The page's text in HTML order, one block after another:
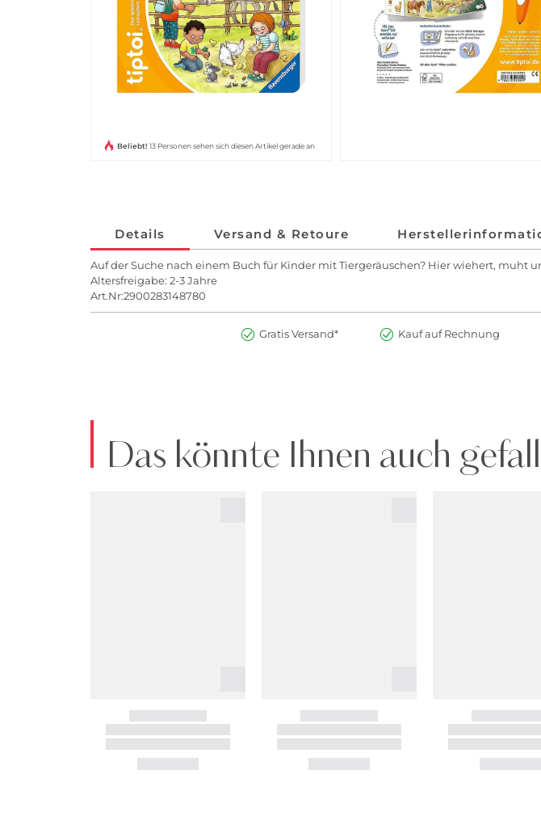
Beliebt! 13 Personen sehen sich diesen Artikel gerade an
Details Versand & Retoure
Auf der Suche nach einem Buch für Kinder mit Tiergeräuschen? Hier wiehert, muht
Altersfreigabe: 2-3 Jahre
Art.Nr:2900283148780
Gratis Versand* Kauf auf Rechnung
Das könnte Ihnen auch